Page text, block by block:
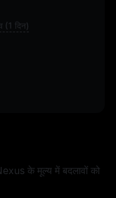
(1 दिन)
के मूल्य में बदलावों को